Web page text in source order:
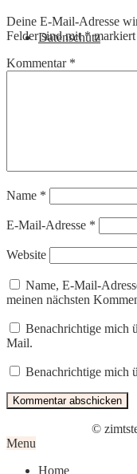
Datenschutz
Deine E-Mail-Adresse
Felder sind mit*markiert
Kommentar *
Name *
E-Mail-Adresse *
Website
Name, E-Mail-
meinen nächsten
Benachrichtige mich
Mail.
Benachrichtige mich
©
Menu
Home